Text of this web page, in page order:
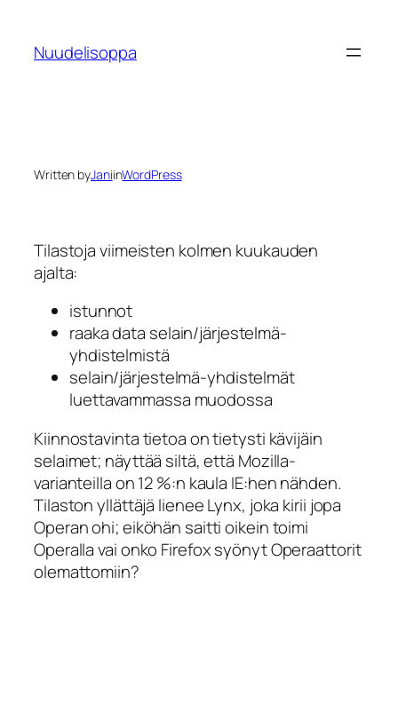
content
Nuudelisoppa
Written byJaniinWordPress
Tilastoja viimeisten kolmen kuukauden
ajalta:
istunnot
raaka data selain/järjestelmä-
yhdistelmistä
selain/järjestelmä-yhdistelmät
luettavammassa muodossa
Kiinnostavinta tietoa on tietysti kävijäin
selaimet; näyttää siltä, että Mozilla-
varianteilla on 12 %:n kaula IE:hen nähden.
Tilaston yllättäjä lienee Lynx, joka kirii jopa
Operan ohi; eiköhän saitti oikein toimi
Operalla vai onko Firefox syönyt Operaattorit
olemattomiin?